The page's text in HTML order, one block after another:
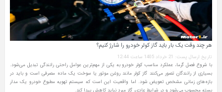
هر چند وقت یک بار باید گاز کولر خودرو را شارژ کنیم؟
تاریخ ارسال پست: 21 خرداد 1405 ساعت 12:44
با شروع فصل گرما، عملکرد مناسب کولر خودرو به یکی از مهم‌ترین عوامل راحتی رانندگی تبدیل می‌شود.
بسیاری از رانندگان تصور می‌کنند گاز کولر مانند روغن موتور یا سوخت یک ماده مصرفی است و باید در
بازه‌های زمانی مشخص تعویض شود. اما واقعیت این است که سیستم تهویه مطبوع خودرو یک مدار
بسته محسوب می‌شود و در شرایط عادی، گاز مبرد نباید کاهش پیدا کند.